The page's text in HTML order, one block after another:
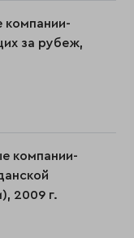
компании-
за рубеж,
компании-
2009 г.